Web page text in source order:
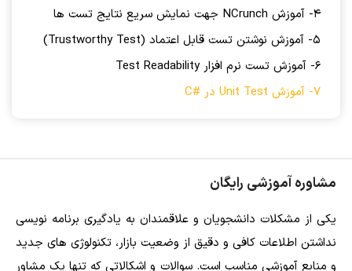
4- آموزش NCrunch جهت نمایش سریع نتایج تست ها
5- آموزش نوشتن تست قابل اعتماد (Trustworthy Test)
6- آموزش تست نرم افزار Test Readability
7- آموزش Unit Test در #C
مشاوره آموزشی رایگان
یکی از مشکلات دانشجویان و علاقمندان به یادگیری برنامه نویسی
نداشتن اطلاعات کافی و دقیق از وضعیت بازار، تکنولوژی های جدید
و منابع آموزشی مناسب است. سوالات و اشکالاتی که تنها یک مشاور